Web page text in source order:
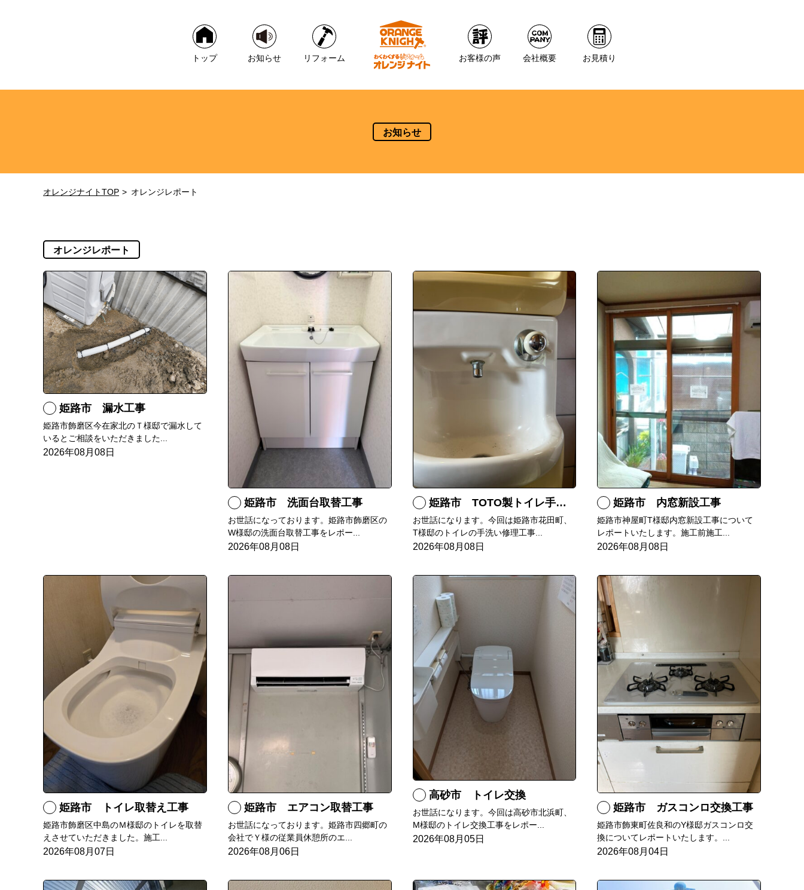
トップ お知らせ リフォーム お客様の声 会社概要 お見積り
お知らせ
オレンジナイトTOP オレンジレポート
オレンジレポート
姫路市 漏水工事
姫路市飾磨区今在家北のＴ様邸で漏水して
いるとご相談をいただきました...
2026年08月08日
姫路市 洗面台取替工事
お世話になっております。姫路市飾磨区の
W様邸の洗面台取替工事をレポー...
2026年08月08日
姫路市 TOTO製トイレ手洗いの水漏れ修理
お世話になります。今回は姫路市花田町、
T様邸のトイレの手洗い修理工事...
2026年08月08日
姫路市 内窓新設工事
姫路市神屋町T様邸内窓新設工事について
レポートいたします。施工前施工...
2026年08月08日
姫路市 トイレ取替え工事
姫路市飾磨区中島のＭ様邸のトイレを取替
えさせていただきました。施工...
2026年08月07日
姫路市 エアコン取替工事
お世話になっております。姫路市四郷町の
会社でＹ様の従業員休憩所のエ...
2026年08月06日
高砂市 トイレ交換
お世話になります。今回は高砂市北浜町、
M様邸のトイレ交換工事をレポー...
2026年08月05日
姫路市 ガスコンロ交換工事
姫路市飾東町佐良和のY様邸ガスコンロ交
換についてレポートいたします。...
2026年08月04日